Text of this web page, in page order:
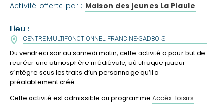
Activité offerte par : Maison des jeunes La Piaule
Lieu :
CENTRE MULTIFONCTIONNEL FRANCINE-GADBOIS
Du vendredi soir au samedi matin, cette activité a pour but de
recréer une atmosphère médiévale, où chaque joueur
s’intègre sous les traits d’un personnage qu’il a
préalablement créé.
Cette activité est admissible au programme Accès-loisirs